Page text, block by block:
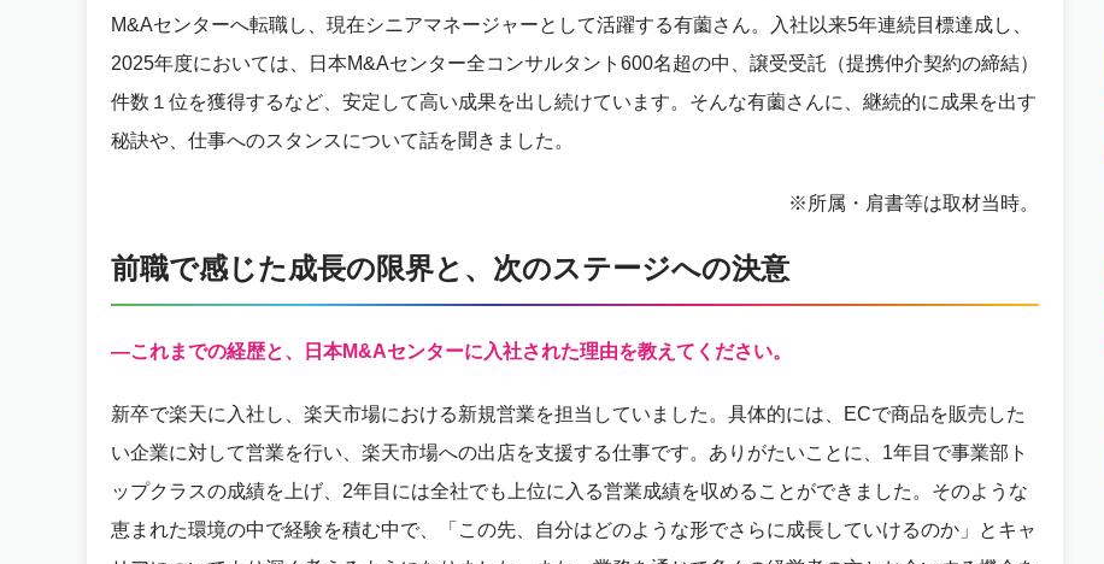
M&Aセンターへ転職し、現在シニアマネージャーとして活躍する有薗さん。入社以来5年連続目標達成し、
2025年度においては、日本M&Aセンター全コンサルタント600名超の中、譲受受託（提携仲介契約の締結）
件数１位を獲得するなど、安定して高い成果を出し続けています。そんな有薗さんに、継続的に成果を出す
秘訣や、仕事へのスタンスについて話を聞きました。
※所属・肩書等は取材当時。
前職で感じた成長の限界と、次のステージへの決意
—これまでの経歴と、日本M&Aセンターに入社された理由を教えてください。
新卒で楽天に入社し、楽天市場における新規営業を担当していました。具体的には、ECで商品を販売した
い企業に対して営業を行い、楽天市場への出店を支援する仕事です。ありがたいことに、1年目で事業部ト
ップクラスの成績を上げ、2年目には全社でも上位に入る営業成績を収めることができました。そのような
恵まれた環境の中で経験を積む中で、「この先、自分はどのような形でさらに成長していけるのか」とキャ